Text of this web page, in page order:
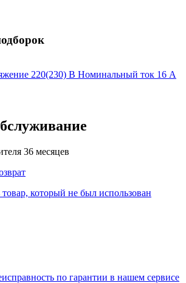
220(230) В Номинальный ток 16 А
36 месяцев
который не был использован
по гарантии в нашем сервисе